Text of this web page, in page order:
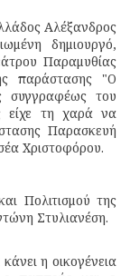
Αλέξανδρος
δημιουργό,
Παραμυθίας
παράστασης "Ο
συγγραφέως του
είχε τη χαρά να
Παρασκευή
Χριστοφόρου.
Πολιτισμού της
Στυλιανέση.
η οικογένεια